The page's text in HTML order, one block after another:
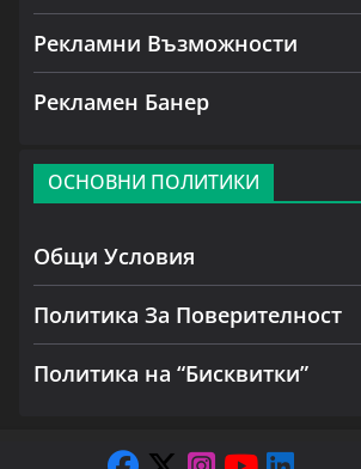
Рекламни Възможности
Рекламен Банер
ОСНОВНИ ПОЛИТИКИ
Общи Условия
Политика За Поверителност
Политика на “Бисквитки”